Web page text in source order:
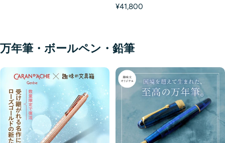
¥41,800
万年筆・ボールペン・鉛筆